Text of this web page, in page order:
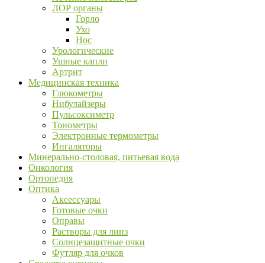
ЛОР органы
Горло
Ухо
Нос
Урологические
Ушные капли
Артрит
Медицинская техника
Глюкометры
Нибулайзеры
Пульсоксиметр
Тонометры
Электронные термометры
Ингаляторы
Минерально-столовая, питьевая вода
Онкология
Ортопедия
Оптика
Аксессуары
Готовые очки
Оправы
Растворы для линз
Солнцезащитные очки
Футляр для очков